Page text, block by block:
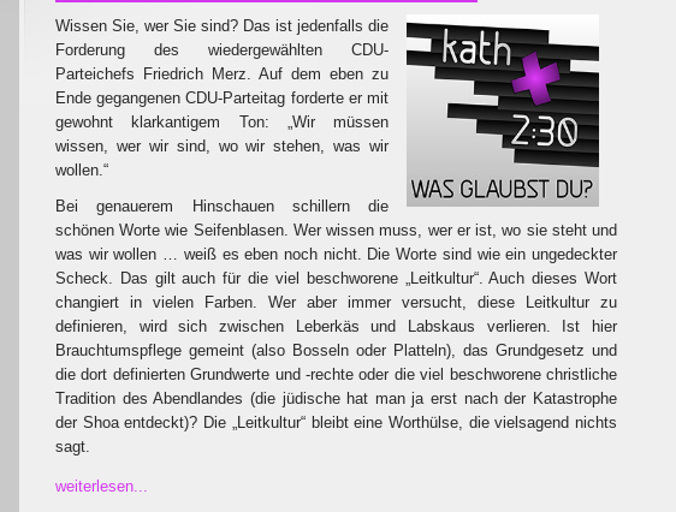
Wissen Sie, wer Sie sind? Das ist jedenfalls die
Forderung des wiedergewählten CDU-
Parteichefs Friedrich Merz. Auf dem eben zu
Ende gegangenen CDU-Parteitag forderte er mit
gewohnt klarkantigem Ton: „Wir müssen
wissen, wer wir sind, wo wir stehen, was wir
wollen.“
Bei genauerem Hinschauen schillern die
schönen Worte wie Seifenblasen. Wer wissen muss, wer er ist, wo sie steht und
was wir wollen … weiß es eben noch nicht. Die Worte sind wie ein ungedeckter
Scheck. Das gilt auch für die viel beschworene „Leitkultur“. Auch dieses Wort
changiert in vielen Farben. Wer aber immer versucht, diese Leitkultur zu
definieren, wird sich zwischen Leberkäs und Labskaus verlieren. Ist hier
Brauchtumspflege gemeint (also Bosseln oder Platteln), das Grundgesetz und
die dort definierten Grundwerte und -rechte oder die viel beschworene christliche
Tradition des Abendlandes (die jüdische hat man ja erst nach der Katastrophe
der Shoa entdeckt)? Die „Leitkultur“ bleibt eine Worthülse, die vielsagend nichts
sagt.
weiterlesen...